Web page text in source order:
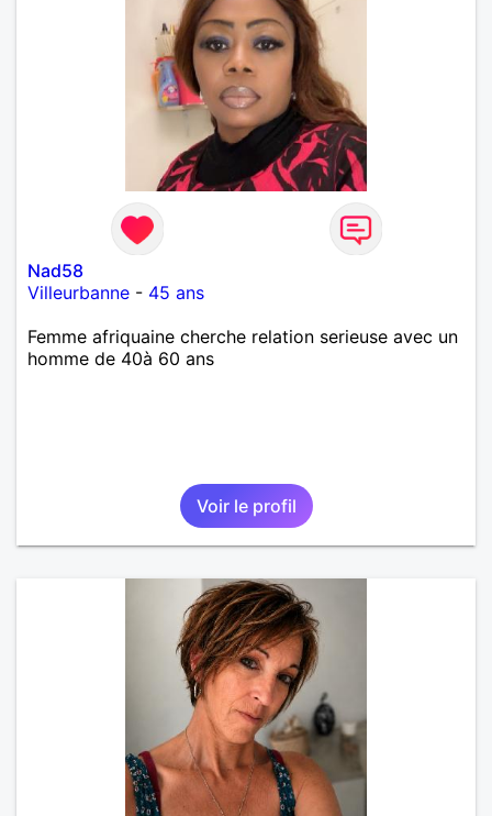
Nad58
Villeurbanne - 45 ans
Femme afriquaine cherche relation serieuse avec un
homme de 40à 60 ans
Voir le profil